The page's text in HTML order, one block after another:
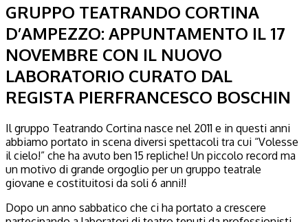
GRUPPO TEATRANDO CORTINA
D’AMPEZZO: APPUNTAMENTO IL 17
NOVEMBRE CON IL NUOVO
LABORATORIO CURATO DAL
REGISTA PIERFRANCESCO BOSCHIN
Il gruppo Teatrando Cortina nasce nel 2011 e in questi anni
abbiamo portato in scena diversi spettacoli tra cui “Volesse
il cielo!” che ha avuto ben 15 repliche! Un piccolo record ma
un motivo di grande orgoglio per un gruppo teatrale
giovane e costituitosi da soli 6 anni!!
Dopo un anno sabbatico che ci ha portato a crescere